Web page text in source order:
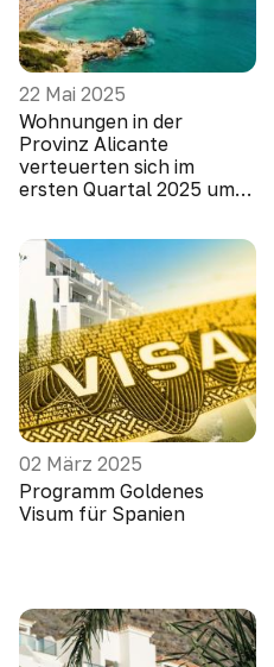
22 Mai 2025
Wohnungen in der
Provinz Alicante
verteuerten sich im
ersten Quartal 2025 um
02 März 2025
Programm Goldenes
Visum für Spanien